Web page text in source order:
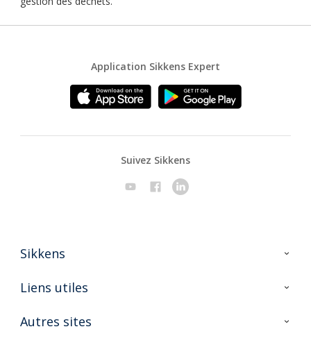
Application Sikkens Expert
Suivez Sikkens
Sikkens
A propos de Sikkens
Liens utiles
Ouvrir un magasin PASS
Autres sites